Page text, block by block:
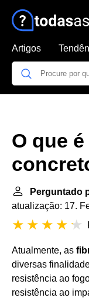
Artigos
O que
Perguntado
atualização: 17.
Atualmente, as
diversas
resistência ao
resistência ao